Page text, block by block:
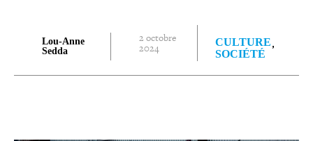
Lou-Anne
Sedda
2 octobre
2024
CULTURE
SOCIÉTÉ